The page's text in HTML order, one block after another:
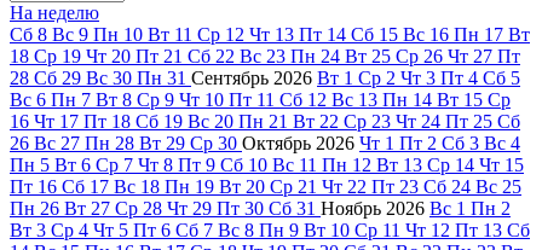
На неделю
Сб 8 Вс 9 Пн 10 Вт 11 Ср 12 Чт 13 Пт 14 Сб 15 Вс 16 Пн 17 Вт
18 Ср 19 Чт 20 Пт 21 Сб 22 Вс 23 Пн 24 Вт 25 Ср 26 Чт 27 Пт
28 Сб 29 Вс 30 Пн 31 Сентябрь 2026 Вт 1 Ср 2 Чт 3 Пт 4 Сб 5
Вс 6 Пн 7 Вт 8 Ср 9 Чт 10 Пт 11 Сб 12 Вс 13 Пн 14 Вт 15 Ср
16 Чт 17 Пт 18 Сб 19 Вс 20 Пн 21 Вт 22 Ср 23 Чт 24 Пт 25 Сб
26 Вс 27 Пн 28 Вт 29 Ср 30 Октябрь 2026 Чт 1 Пт 2 Сб 3 Вс 4
Пн 5 Вт 6 Ср 7 Чт 8 Пт 9 Сб 10 Вс 11 Пн 12 Вт 13 Ср 14 Чт 15
Пт 16 Сб 17 Вс 18 Пн 19 Вт 20 Ср 21 Чт 22 Пт 23 Сб 24 Вс 25
Пн 26 Вт 27 Ср 28 Чт 29 Пт 30 Сб 31 Ноябрь 2026 Вс 1 Пн 2
Вт 3 Ср 4 Чт 5 Пт 6 Сб 7 Вс 8 Пн 9 Вт 10 Ср 11 Чт 12 Пт 13 Сб